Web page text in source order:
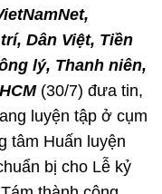
Dân Việt, Tiền
lý, Thanh niên,
(30/7) đưa tin,
luyện tập ở cụm
tâm Huấn luyện
bị cho Lễ kỷ